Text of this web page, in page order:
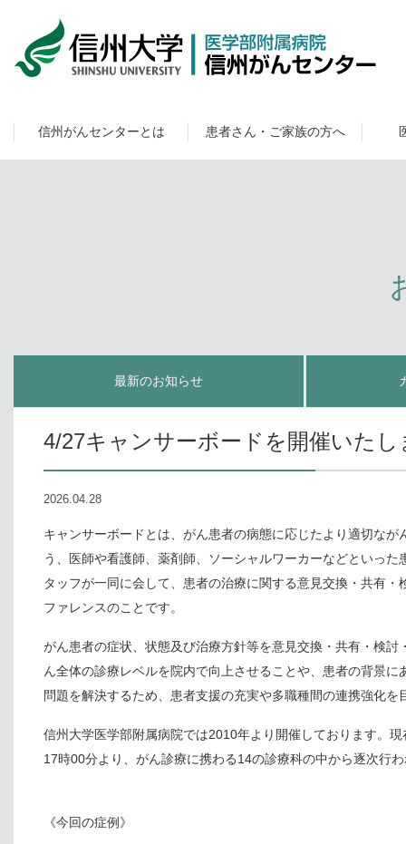
信州がんセンターとは 患者さん・ご家族の方へ
最新のお知らせ
4/27キャンサーボードを開催いたし
2026.04.28
キャンサーボードとは、がん患者の病態に応じたより適切なが
う、医師や看護師、薬剤師、ソーシャルワーカーなどといった
タッフが一同に会して、患者の治療に関する意見交換・共有・
ファレンスのことです。
がん患者の症状、状態及び治療方針等を意見交換・共有・検討
ん全体の診療レベルを院内で向上させることや、患者の背景に
問題を解決するため、患者支援の充実や多職種間の連携強化を
信州大学医学部附属病院では2010年より開催しております。
17時00分より、がん診療に携わる14の診療科の中から逐次行
《今回の症例》